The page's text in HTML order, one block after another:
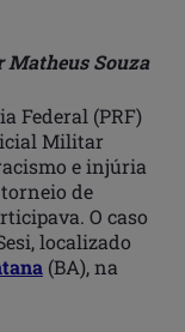
Matheus Souza
Federal (PRF)
Militar
e injúria
de
O caso
localizado
(BA), na